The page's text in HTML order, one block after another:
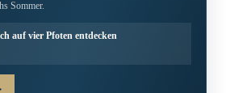
Sommer.
auf vier Pfoten entdecken